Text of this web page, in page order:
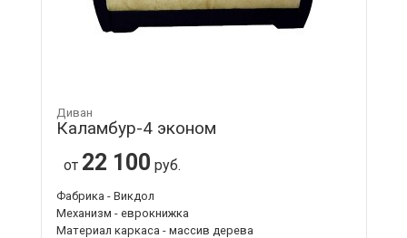
Диван
Каламбур-4 эконом
от 22 100 руб.
Фабрика - Викдол
Механизм - еврокнижка
Материал каркаса - массив дерева